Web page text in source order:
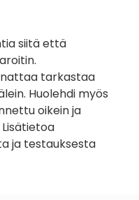
siitä että
tarkastaa
Huolehdi myös
oikein ja
ja testauksesta